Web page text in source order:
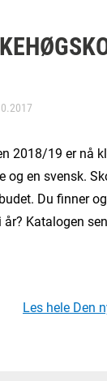
2018/19 er nå
og en svensk.
Du finner
Katalogen
Les hele Den